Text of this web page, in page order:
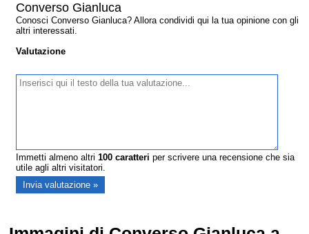
Converso Gianluca
Conosci Converso Gianluca? Allora condividi qui la tua opinione con gli
altri interessati.
Valutazione
Immetti almeno altri100 caratteri per scrivere una recensione che sia
utile agli altri visitatori.